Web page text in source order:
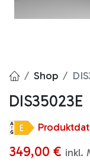
Shop
DIS35023E
349,00 € inkl.